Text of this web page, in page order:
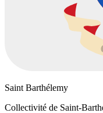
Saint Barthélemy
Collectivité de Saint-